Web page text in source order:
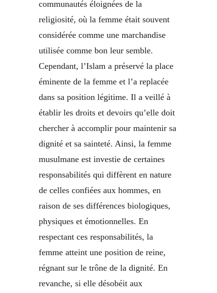
communautés éloignées de la
religiosité, où la femme était souvent
considérée comme une marchandise
utilisée comme bon leur semble.
Cependant, l’Islam a préservé la place
éminente de la femme et l’a replacée
dans sa position légitime. Il a veillé à
établir les droits et devoirs qu’elle doit
chercher à accomplir pour maintenir sa
dignité et sa sainteté. Ainsi, la femme
musulmane est investie de certaines
responsabilités qui diffèrent en nature
de celles confiées aux hommes, en
raison de ses différences biologiques,
physiques et émotionnelles. En
respectant ces responsabilités, la
femme atteint une position de reine,
régnant sur le trône de la dignité. En
revanche, si elle désobéit aux